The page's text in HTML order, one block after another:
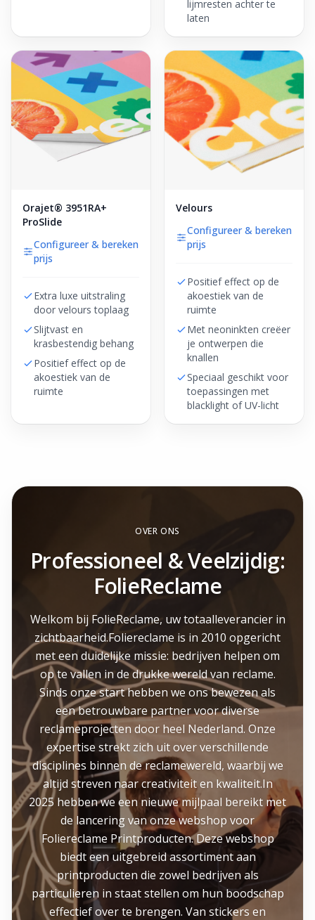
lijmresten achter te
laten
Orajet® 3951RA+
ProSlide
Configureer & bereken
prijs
Extra luxe uitstraling
door velours toplaag
Slijtvast en
krasbestendig behang
Positief effect op de
akoestiek van de
ruimte
Velours
Configureer & bereken
prijs
Positief effect op de
akoestiek van de
ruimte
Met neoninkten creëer
je ontwerpen die
knallen
Speciaal geschikt voor
toepassingen met
blacklight of UV-licht
OVER ONS
Professioneel & Veelzijdig:
FolieReclame
Welkom bij FolieReclame, uw totaalleverancier in
zichtbaarheid.Foliereclame is in 2010 opgericht
met een duidelijke missie: bedrijven helpen om
op te vallen in de drukke wereld van reclame.
Sinds onze start hebben we ons bewezen als
een betrouwbare partner voor diverse
reclameprojecten door heel Nederland. Onze
expertise strekt zich uit over verschillende
disciplines binnen de reclamewereld, waarbij we
altijd streven naar creativiteit en kwaliteit.In
2025 hebben we een nieuwe mijlpaal bereikt met
de lancering van onze webshop voor
Foliereclame Printproducten. Deze webshop
biedt een uitgebreid assortiment aan
printproducten die zowel bedrijven als
particulieren in staat stellen om hun boodschap
effectief over te brengen. Van stickers en